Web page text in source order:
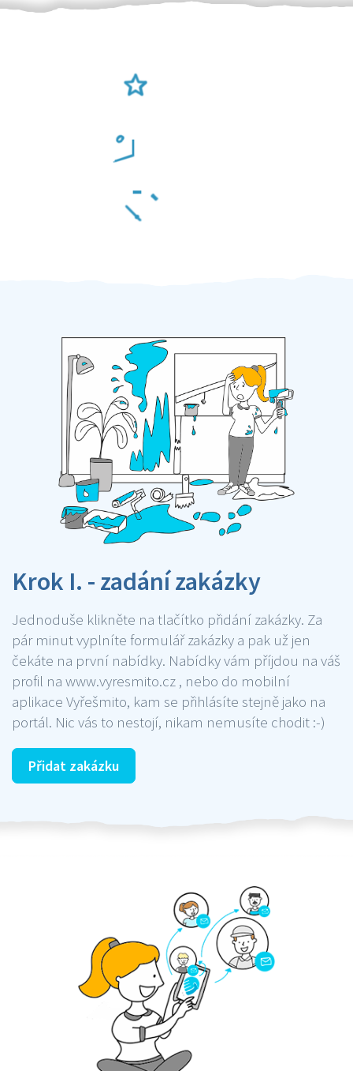
Krok I. - zadání zakázky
Jednoduše klikněte na tlačítko přidání zakázky. Za
pár minut vyplníte formulář zakázky a pak už jen
čekáte na první nabídky. Nabídky vám příjdou na váš
profil na www.vyresmito.cz , nebo do mobilní
aplikace Vyřešmito, kam se přihlásíte stejně jako na
portál. Nic vás to nestojí, nikam nemusíte chodit :-)
Přidat zakázku